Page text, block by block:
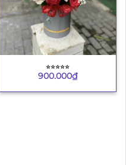
⭐︎⭐︎⭐︎⭐︎⭐︎
900.000₫